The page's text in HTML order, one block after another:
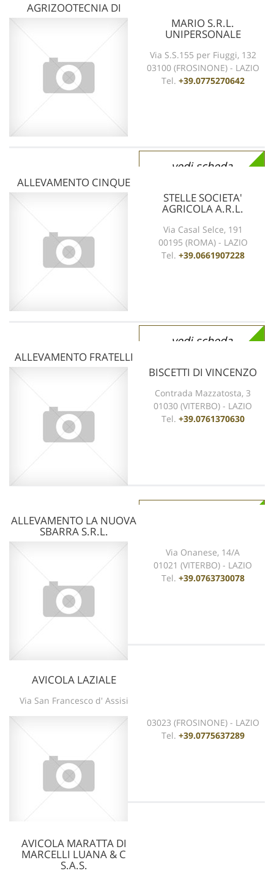
AGRIZOOTECNIA DI
MARIO S.R.L.
UNIPERSONALE
Via S.S.155 per Fiuggi, 132
03100 (FROSINONE) - LAZIO
Tel. +39.0775270642
vedi scheda
ALLEVAMENTO CINQUE
STELLE SOCIETA'
AGRICOLA A.R.L.
Via Casal Selce, 191
00195 (ROMA) - LAZIO
Tel. +39.0661907228
vedi scheda
ALLEVAMENTO FRATELLI
BISCETTI DI VINCENZO
Contrada Mazzatosta, 3
01030 (VITERBO) - LAZIO
Tel. +39.0761370630
ALLEVAMENTO LA NUOVA
SBARRA S.R.L.
Via Onanese, 14/A
01021 (VITERBO) - LAZIO
Tel. +39.0763730078
AVICOLA LAZIALE
Via San Francesco d' Assisi
03023 (FROSINONE) - LAZIO
Tel. +39.0775637289
AVICOLA MARATTA DI
MARCELLI LUANA & C
S.A.S.